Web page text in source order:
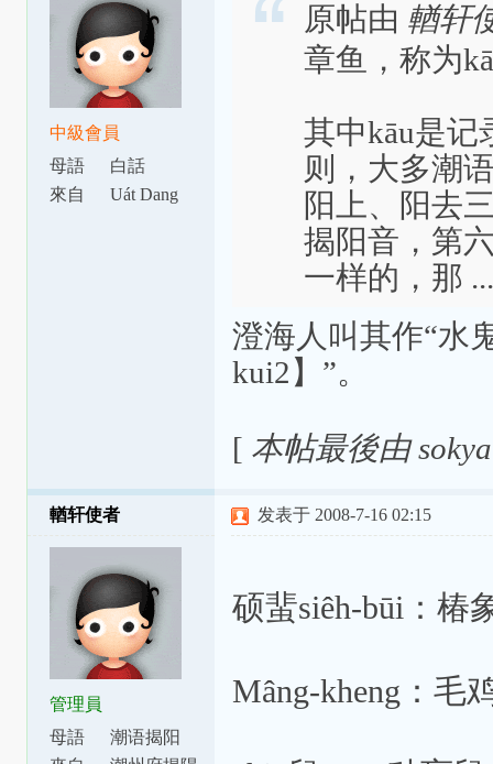
中級會員
母語
白話
來自
Uát Dang
原帖由 輶轩
章鱼，称为
其中kāu是记
则，大多潮
阳上、阳去
揭阳音，第
一样的，那 ...
澄海人叫其作“水
kui2】”。
[ 本帖最後由
輶轩使者
管理員
母語
潮语揭阳
发表于 2008-7-16 02:15
硕蜚siêh-būi：椿
Mâng-kheng：毛